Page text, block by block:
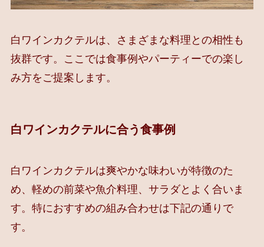
白ワインカクテルは、さまざまな料理との相性も
抜群です。ここでは食事例やパーティーでの楽し
み方をご提案します。
白ワインカクテルに合う食事例
白ワインカクテルは爽やかな味わいが特徴のた
め、軽めの前菜や魚介料理、サラダとよく合いま
す。特におすすめの組み合わせは下記の通りで
す。